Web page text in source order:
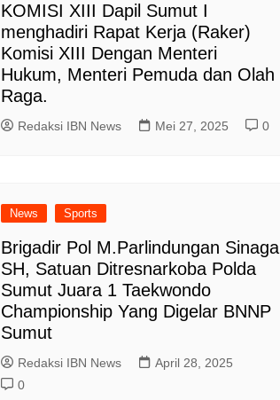
KOMISI XIII Dapil Sumut I
menghadiri Rapat Kerja (Raker)
Komisi XIII Dengan Menteri
Hukum, Menteri Pemuda dan Olah
Raga.
Redaksi IBN News Mei 27, 2025 0
News Sports
Brigadir Pol M.Parlindungan Sinaga
SH, Satuan Ditresnarkoba Polda
Sumut Juara 1 Taekwondo
Championship Yang Digelar BNNP
Sumut
Redaksi IBN News
April 28, 2025
0